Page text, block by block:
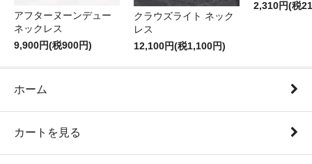
アフターヌーンデュー
ネックレス
9,900円(税900円)
クラウズライト ネック
レス
12,100円(税1,100円)
2,310円(税
ホーム
カートを見る